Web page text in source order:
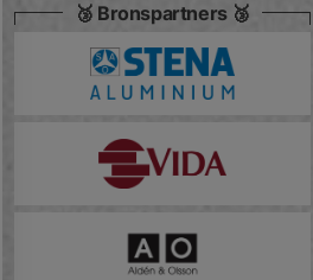
🥉 Bronspartners 🥉